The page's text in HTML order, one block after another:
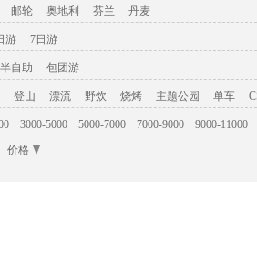
邮轮 奥地利 芬兰 丹麦
游 7日游
半自助 包团游
登山 漂流 野炊 烧烤 主题公园 单车
3000-5000 5000-7000 7000-9000 9000-11000
价格